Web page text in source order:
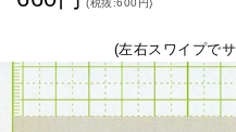
(税抜:600円)
(左右スワイプで